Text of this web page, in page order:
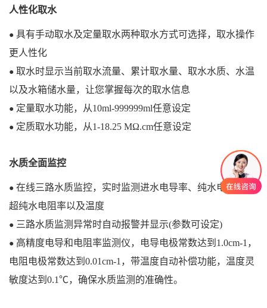
人性化取水
● 具有手动取水及定量取水两种取水方式可选择，取水操作
更人性化
● 取水时显示当前取水流量、累计取水量、取水水质、水温
以及水箱储水量，让您掌握每次的取水信息
● 定量取水功能，从10ml-999999ml任意设定
● 定质取水功能，从1-18.25 MΩ.cm任意设定
水质全面监控
● 在线三路水质监控，实时监测进水电导率、纯水电导率、
超纯水电阻率以及温度
● 三路水质监测异常时自动报警并显示(参数可设定)
● 高精度电导和电阻率监测仪，电导电极常数达到1.0cm-1，
电阻电极常数达到0.01cm-1，带温度自动补偿功能， 温度灵
敏度达到0.1℃，确保水质监测的准确性。